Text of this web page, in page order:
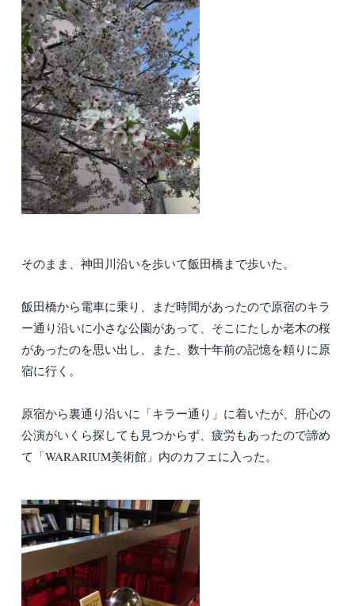
そのまま、神田川沿いを歩いて飯田橋まで歩いた。
飯田橋から電車に乗り、まだ時間があったので原宿のキラ
ー通り沿いに小さな公園があって、そこにたしか老木の桜
があったのを思い出し、また、数十年前の記憶を頼りに原
宿に行く。
原宿から裏通り沿いに「キラー通り」に着いたが、肝心の
公演がいくら探しても見つからず、疲労もあったので諦め
て「WARARIUM美術館」内のカフェに入った。